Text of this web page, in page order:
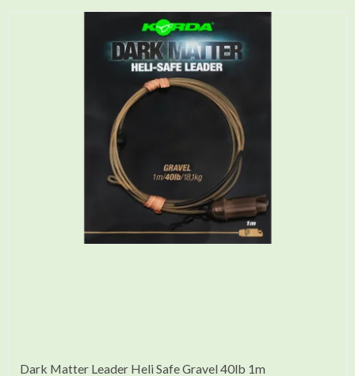
Dark Matter Leader Heli Safe Gravel 40lb 1m